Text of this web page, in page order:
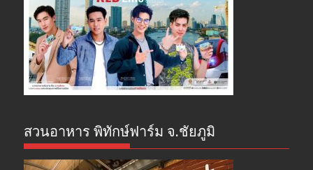
สวนอาหาร พิทักษ์ฟาร์ม จ.ชัยภูมิ